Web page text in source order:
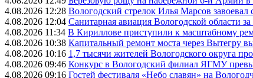
4.08.2026 12:28 Вологодский стрелок Илья Марсов завоевал
4.08.2026 12:04 Санитарная авиация Вологодской области
4.08.2026 11:34 В Кириллове приступили к масштабному
4.08.2026 10:38 Капитальный ремонт моста через Вытегру
4.08.2026 10:16 1,7 тысячи жителей Вологодского округа
4.08.2026 09:46 Конкурс в Вологодский филиал ЯГМУ
4.08.2026 09:16 Гостей фестиваля «Небо славян» на